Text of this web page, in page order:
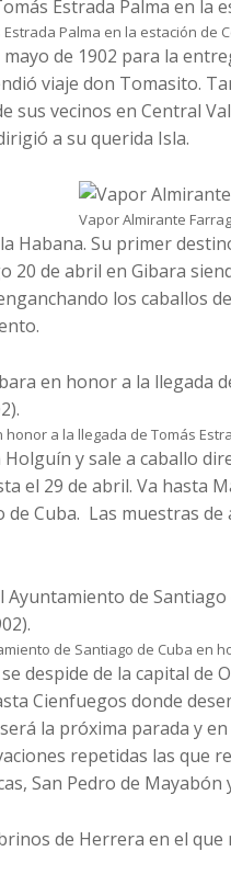
Palma en la estación de
mayo de 1902 para la
viaje don Tomasito.
sus vecinos en Central
a su querida Isla.
Vapor Almirante
Habana. Su primer
20 de abril en Gibara
los caballos
a la llegada de Tomás
y sale a caballo
el 29 de abril. Va hasta
de Cuba. Las muestras
de Santiago de Cuba en
despide de la capital de
Cienfuegos donde
la próxima parada y
repetidas las que
San Pedro de Mayabón